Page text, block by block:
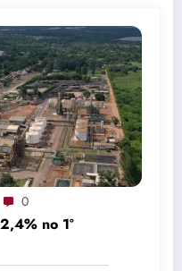
0
no 1º